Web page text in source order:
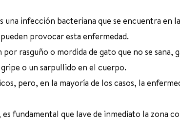
una infección bacteriana que se encuentra en
provocar esta enfermedad.
rasguño o mordida de gato que no se sana,
o un sarpullido en el cuerpo.
pero, en la mayoría de los casos, la
fundamental que lave de inmediato la zona